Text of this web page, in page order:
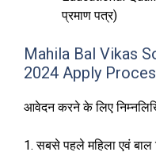
प्रमाण पत्र)
Mahila Bal Vikas
2024 Apply
आवेदन करने के लिए
1. सबसे पहले महिला एवं